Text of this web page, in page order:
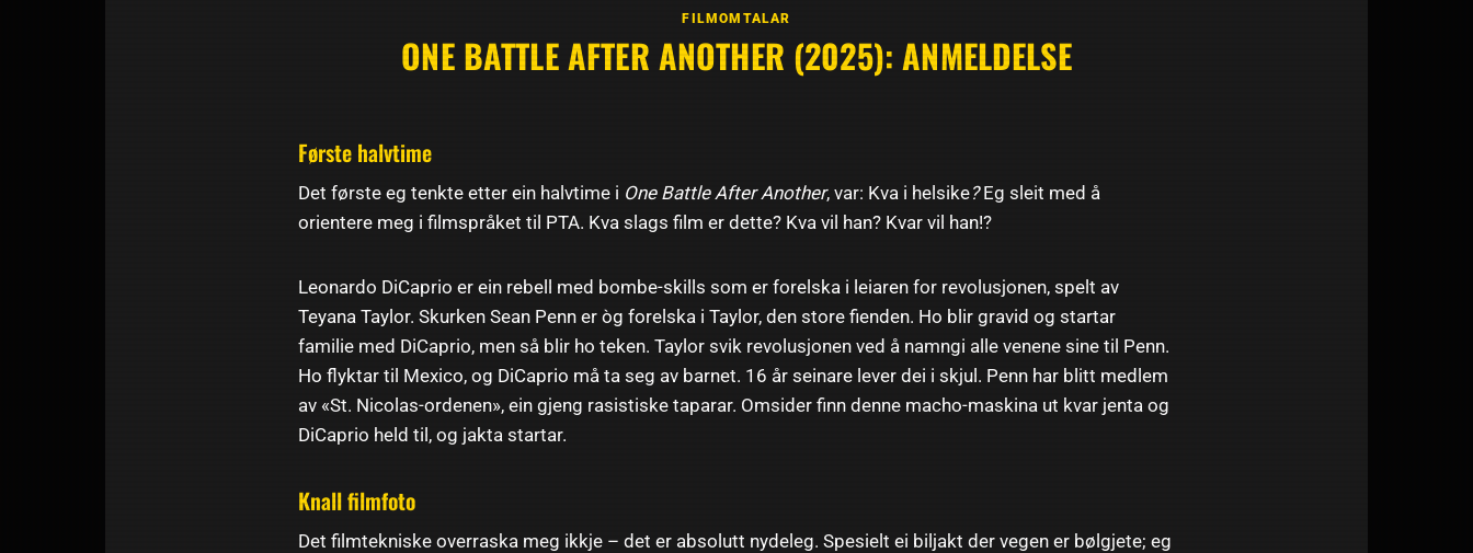
FILMOMTALAR
ONE BATTLE AFTER ANOTHER (2025): ANMELDELSE
Første halvtime
Det første eg tenkte etter ein halvtime i One Battle After Another, var: Kva i helsike?Eg sleit med å
orientere meg i filmspråket til PTA. Kva slags film er dette? Kva vil han? Kvar vil han!?
Leonardo DiCaprio er ein rebell med bombe-skills som er forelska i leiaren for revolusjonen, spelt av
Teyana Taylor. Skurken Sean Penn er òg forelska i Taylor, den store fienden. Ho blir gravid og startar
familie med DiCaprio, men så blir ho teken. Taylor svik revolusjonen ved å namngi alle venene sine til Penn.
Ho flyktar til Mexico, og DiCaprio må ta seg av barnet. 16 år seinare lever dei i skjul. Penn har blitt medlem
av «St. Nicolas-ordenen», ein gjeng rasistiske taparar. Omsider finn denne macho-maskina ut kvar jenta og
DiCaprio held til, og jakta startar.
Knall filmfoto
Det filmtekniske overraska meg ikkje – det er absolutt nydeleg. Spesielt ei biljakt der vegen er bølgjete; eg